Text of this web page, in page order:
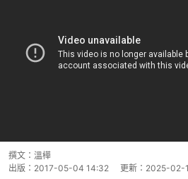
撰文： 溫樺
出版： 2017-05-04 14:32 更新： 2025-02-